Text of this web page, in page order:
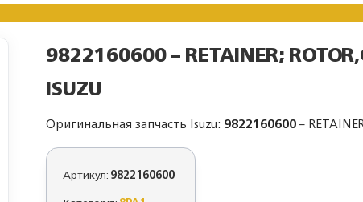
9822160600 – RETAINER;
ISUZU
Оригинальная запчасть Isuzu: 9822160600–
Артикул:9822160600